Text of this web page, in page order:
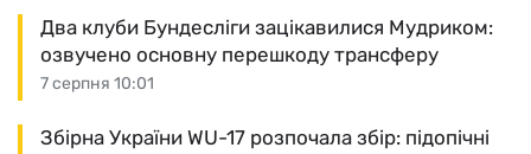
7 серпня 10:01
Два клуби Бундесліги зацікавилися Мудриком:
озвучено основну перешкоду трансферу
Збірна України WU-17 розпочала збір: підопічні